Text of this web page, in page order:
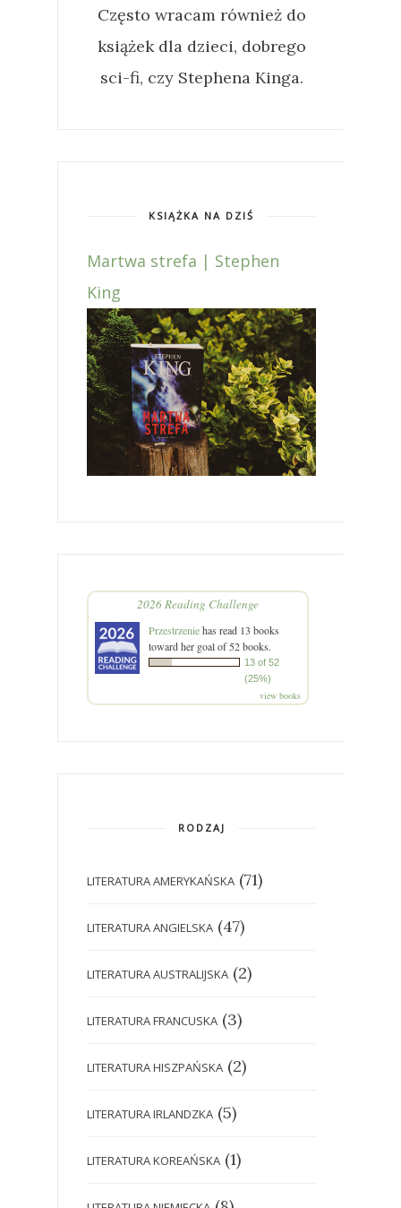
Często wracam również do
książek dla dzieci, dobrego
sci-fi, czy Stephena Kinga.
KSIĄŻKA NA DZIŚ
Martwa strefa | Stephen
King
2026 Reading Challenge
Przestrzeniehas read 13 books
toward her goal of 52 books.
13 of 52
(25%)
view books
RODZAJ
LITERATURA AMERYKAŃSKA (71)
LITERATURA ANGIELSKA (47)
LITERATURA AUSTRALIJSKA (2)
LITERATURA FRANCUSKA (3)
LITERATURA HISZPAŃSKA (2)
LITERATURA IRLANDZKA (5)
LITERATURA KOREAŃSKA (1)